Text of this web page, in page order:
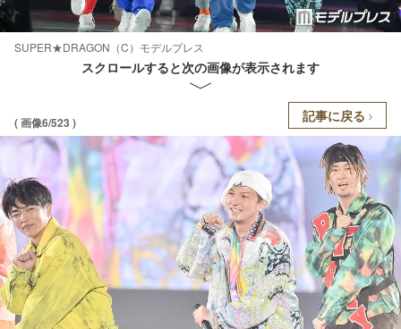
SUPER★DRAGON（C）モデルプレス
スクロールすると次の画像が表示されます
( 画像6/523 ) 記事に戻る